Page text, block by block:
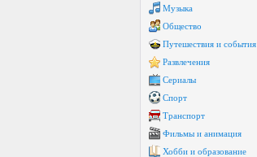
Музыка
Общество
Путешествия и события
Развлечения
Сериалы
Спорт
Транспорт
Фильмы и анимация
Хобби и образование